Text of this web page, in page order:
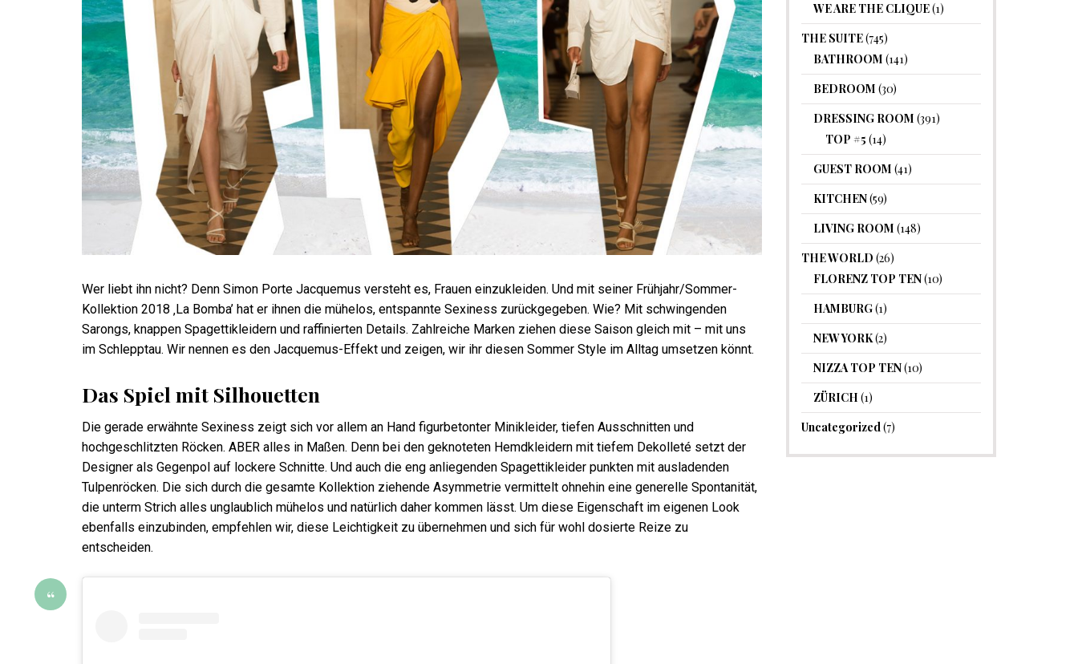
Wer liebt ihn nicht? Denn Simon Porte Jacquemus versteht es, Frauen einzukleiden. Und mit seiner Frühjahr/Sommer-
Kollektion 2018 ‚La Bomba’ hat er ihnen die mühelos, entspannte Sexiness zurückgegeben. Wie? Mit schwingenden
Sarongs, knappen Spagettikleidern und raffinierten Details. Zahlreiche Marken ziehen diese Saison gleich mit – mit uns
im Schlepptau. Wir nennen es den Jacquemus-Effekt und zeigen, wir ihr diesen Sommer Style im Alltag umsetzen könnt.
Das Spiel mit Silhouetten
Die gerade erwähnte Sexiness zeigt sich vor allem an Hand figurbetonter Minikleider, tiefen Ausschnitten und
hochgeschlitzten Röcken. ABER alles in Maßen. Denn bei den geknoteten Hemdkleidern mit tiefem Dekolleté setzt der
Designer als Gegenpol auf lockere Schnitte. Und auch die eng anliegenden Spagettikleider punkten mit ausladenden
Tulpenröcken. Die sich durch die gesamte Kollektion ziehende Asymmetrie vermittelt ohnehin eine generelle Spontanität,
die unterm Strich alles unglaublich mühelos und natürlich daher kommen lässt. Um diese Eigenschaft im eigenen Look
ebenfalls einzubinden, empfehlen wir, diese Leichtigkeit zu übernehmen und sich für wohl dosierte Reize zu
entscheiden.
WE ARE THE CLIQUE(1)
THE SUITE(745)
BATHROOM (141)
BEDROOM (30)
DRESSING ROOM (391)
TOP #5 (14)
GUEST ROOM (41)
KITCHEN(59)
LIVING ROOM (148)
THE WORLD (26)
FLORENZ TOP TEN(10)
HAMBURG(1)
NEW YORK(2)
NIZZA TOP TEN(10)
ZÜRICH (1)
Uncategorized(7)